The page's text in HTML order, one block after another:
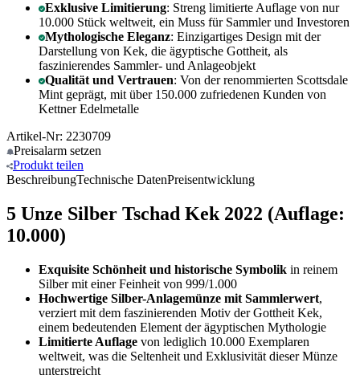
Exklusive Limitierung: Streng limitierte Auflage von nur
10.000 Stück weltweit, ein Muss für Sammler und Investoren
Mythologische Eleganz: Einzigartiges Design mit der
Darstellung von Kek, die ägyptische Gottheit, als
faszinierendes Sammler- und Anlageobjekt
Qualität und Vertrauen: Von der renommierten Scottsdale
Mint geprägt, mit über 150.000 zufriedenen Kunden von
Kettner Edelmetalle
Artikel-Nr: 2230709
Preisalarm setzen
Produkt teilen
BeschreibungTechnische DatenPreisentwicklung
5 Unze Silber Tschad Kek 2022 (Auflage:
10.000)
Exquisite Schönheit und historische Symbolik in reinem
Silber mit einer Feinheit von 999/1.000
Hochwertige Silber-Anlagemünze mit Sammlerwert,
verziert mit dem faszinierenden Motiv der Gottheit Kek,
einem bedeutenden Element der ägyptischen Mythologie
Limitierte Auflage von lediglich 10.000 Exemplaren
weltweit, was die Seltenheit und Exklusivität dieser Münze
unterstreicht